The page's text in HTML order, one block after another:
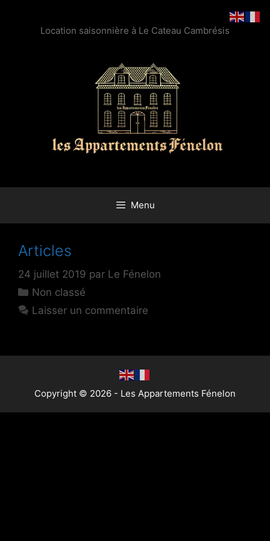
Location saisonnière à Le Cateau Cambrésis
Menu
Articles
24 juillet 2019 par Le Fénelon
Non classé
Laisser un commentaire
Copyright © 2026 - Les Appartements Fénelon